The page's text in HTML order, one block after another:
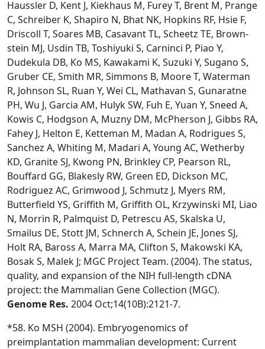
Haussler D, Kent J, Kiekhaus M, Furey T, Brent M, Prange
C, Schreiber K, Shapiro N, Bhat NK, Hopkins RF, Hsie F,
Driscoll T, Soares MB, Casavant TL, Scheetz TE, Brown-
stein MJ, Usdin TB, Toshiyuki S, Carninci P, Piao Y,
Dudekula DB, Ko MS, Kawakami K, Suzuki Y, Sugano S,
Gruber CE, Smith MR, Simmons B, Moore T, Waterman
R, Johnson SL, Ruan Y, Wei CL, Mathavan S, Gunaratne
PH, Wu J, Garcia AM, Hulyk SW, Fuh E, Yuan Y, Sneed A,
Kowis C, Hodgson A, Muzny DM, McPherson J, Gibbs RA,
Fahey J, Helton E, Ketteman M, Madan A, Rodrigues S,
Sanchez A, Whiting M, Madari A, Young AC, Wetherby
KD, Granite SJ, Kwong PN, Brinkley CP, Pearson RL,
Bouffard GG, Blakesly RW, Green ED, Dickson MC,
Rodriguez AC, Grimwood J, Schmutz J, Myers RM,
Butterfield YS, Griffith M, Griffith OL, Krzywinski MI, Liao
N, Morrin R, Palmquist D, Petrescu AS, Skalska U,
Smailus DE, Stott JM, Schnerch A, Schein JE, Jones SJ,
Holt RA, Baross A, Marra MA, Clifton S, Makowski KA,
Bosak S, Malek J; MGC Project Team. (2004). The status,
quality, and expansion of the NIH full-length cDNA
project: the Mammalian Gene Collection (MGC).
Genome Res. 2004 Oct;14(10B):2121-7.
*58. Ko MSH (2004). Embryogenomics of
preimplantation mammalian development: Current